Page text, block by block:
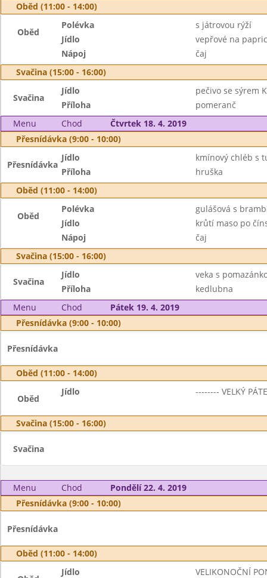
Oběd (11:00 - 14:00)
Oběd
Polévka
s játrovou rýží
Jídlo
vepřové na
Nápoj
čaj
Svačina (15:00 - 16:00)
Svačina
Jídlo
pečivo se sýrem
Příloha
pomeranč
Menu
Chod
Čtvrtek 18. 4. 2019
Přesnídávka (9:00 - 10:00)
Přesnídávka
Jídlo
kmínový chléb s
Příloha
hruška
Oběd (11:00 - 14:00)
Oběd
Polévka
gulášová s
Jídlo
krůtí maso po
Nápoj
čaj
Svačina (15:00 - 16:00)
Svačina
Jídlo
veka s
Příloha
kedlubna
Menu
Chod
Pátek 19. 4. 2019
Přesnídávka (9:00 - 10:00)
Přesnídávka
Oběd (11:00 - 14:00)
Oběd
Jídlo -------- VELKÝ
Svačina (15:00 - 16:00)
Svačina
Menu Chod
Pondělí 22. 4. 2019
Přesnídávka (9:00 - 10:00)
Přesnídávka
Oběd (11:00 - 14:00)
Jídlo VELIKONOČNÍ